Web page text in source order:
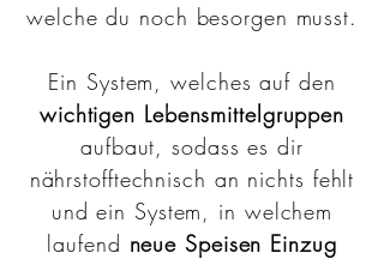
welche du noch besorgen musst.
Ein System, welches auf den
wichtigen Lebensmittelgruppen
aufbaut, sodass es dir
nährstofftechnisch an nichts fehlt
und ein System, in welchem
laufend neue Speisen Einzug